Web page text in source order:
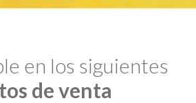
en los siguientes
de venta